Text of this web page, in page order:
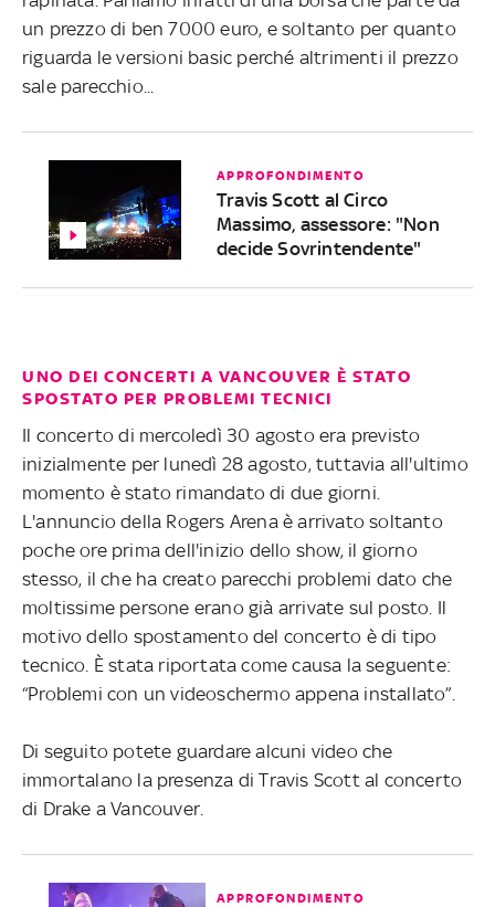
un prezzo di ben 7000 euro, e soltanto per quanto
riguarda le versioni basic perché altrimenti il prezzo
sale parecchio...
APPROFONDIMENTO
Travis Scott al Circo
Massimo, assessore: "Non
decide Sovrintendente"
UNO DEI CONCERTI A VANCOUVER È STATO
SPOSTATO PER PROBLEMI TECNICI
Il concerto di mercoledì 30 agosto era previsto
inizialmente per lunedì 28 agosto, tuttavia all'ultimo
momento è stato rimandato di due giorni.
L'annuncio della Rogers Arena è arrivato soltanto
poche ore prima dell'inizio dello show, il giorno
stesso, il che ha creato parecchi problemi dato che
moltissime persone erano già arrivate sul posto. Il
motivo dello spostamento del concerto è di tipo
tecnico. È stata riportata come causa la seguente:
“Problemi con un videoschermo appena installato”.
Di seguito potete guardare alcuni video che
immortalano la presenza di Travis Scott al concerto
di Drake a Vancouver.
APPROFONDIMENTO